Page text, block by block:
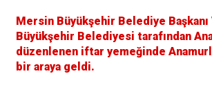
Mersin Büyükşehir Belediye Başkanı
Büyükşehir Belediyesi tarafından
düzenlenen iftar yemeğinde
bir araya geldi.